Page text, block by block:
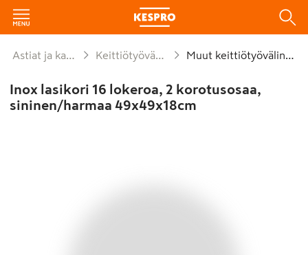
Astiat ja kattaus Keittiötyövälineet Muut keittiötyövälineet
Inox lasikori 16 lokeroa, 2 korotusosaa,
sininen/harmaa 49x49x18cm